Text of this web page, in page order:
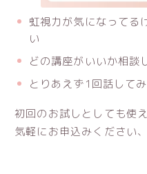
虹視力が気になってる
い
どの講座がいいか相談
とりあえず1回話して
初回のお試しとしても使
気軽にお申込みください、